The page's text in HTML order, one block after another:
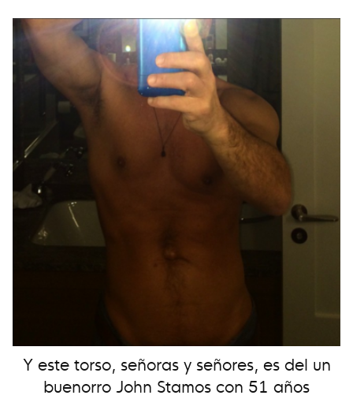
Y este torso, señoras y señores, es del un
buenorro John Stamos con 51 años